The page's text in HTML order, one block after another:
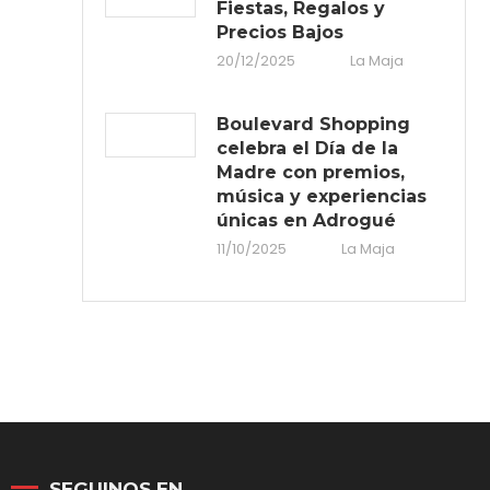
Fiestas, Regalos y
Precios Bajos
20/12/2025
La Maja
Boulevard Shopping
celebra el Día de la
Madre con premios,
música y experiencias
únicas en Adrogué
11/10/2025
La Maja